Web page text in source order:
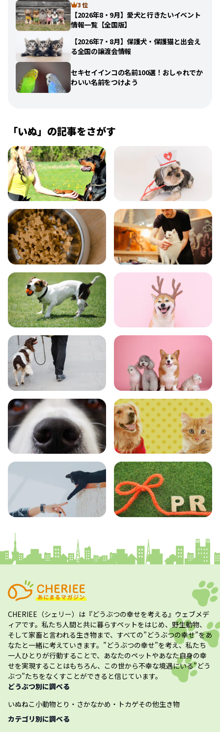
3 位
【2026年8・9月】愛犬と行きたいイベント
情報一覧【全国版】
【2026年7・8月】保護犬・保護猫と出会え
る全国の譲渡会情報
セキセイインコの名前100選！おしゃれでか
わいい名前をつけよう
「いぬ」の記事をさがす
飼い方 健康
食事 お手入れ
トレーニング グッズ
おでかけ 図鑑
エンタメ クイズ
CHERIEE（シェリー） は『どうぶつの幸せを考える』ウェブメデ
ィアです。私たち人間と共に暮らすペットをはじめ、野生動物、
そして家畜と言われる生き物まで、すべての”どうぶつの幸せ”をあ
なたと一緒に考えていきます。”どうぶつの幸せ”を考え、私たち
一人ひとりが行動することで、あなたのペットやあなた自身の幸
せを実現することはもちろん、この世から不幸な境遇にいる”どう
ぶつ”たちをなくすことができると信じています。
どうぶつ別に調べる
いぬねこ小動物とり・さかなかめ・トカゲその他生き物
カテゴリ別に調べる